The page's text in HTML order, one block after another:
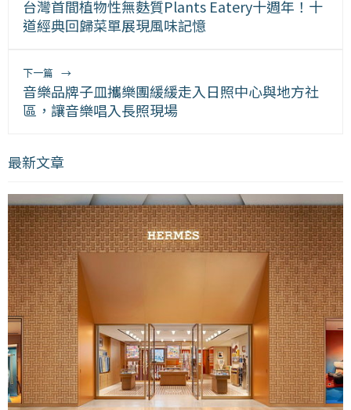
台灣首間植物性無麩質Plants Eatery十週年！十
道經典回歸菜單展現風味記憶
下一篇 →
音樂品牌子皿攜樂團緩緩走入日照中心與地方社
區，讓音樂唱入長照現場
最新文章